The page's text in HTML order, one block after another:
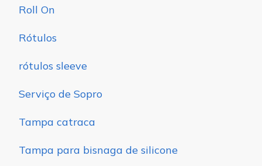
Roll On
Rótulos
rótulos sleeve
Serviço de Sopro
Tampa catraca
Tampa para bisnaga de silicone